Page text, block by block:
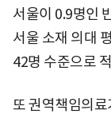
서울이 0.9명인
서울 소재 의대
42명 수준으로
또 권역책임의